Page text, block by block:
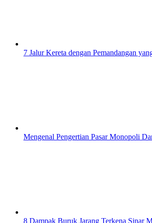
7 Jalur Kereta dengan Pemandangan
Mengenal Pengertian Pasar Monopoli
8 Dampak Buruk Jarang Terkena Sinar